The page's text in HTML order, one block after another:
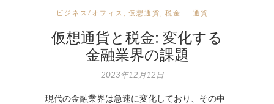
ビジネス/オフィス 仮想通貨 税金 通貨
仮想通貨と税金: 変化する
金融業界の課題
2023年12月12日
現代の金融業界は急速に変化しており、その中